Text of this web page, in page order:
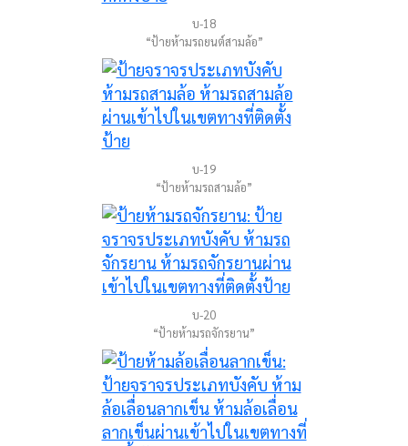
บ-18
“ป้ายห้ามรถยนต์สามล้อ”
บ-19
“ป้ายห้ามรถสามล้อ”
บ-20
“ป้ายห้ามรถจักรยาน”